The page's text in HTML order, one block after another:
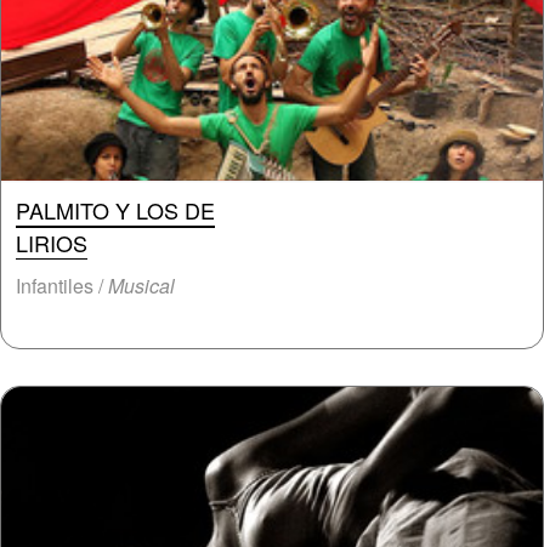
PALMITO Y LOS DE
LIRIOS
Infantiles /Musical